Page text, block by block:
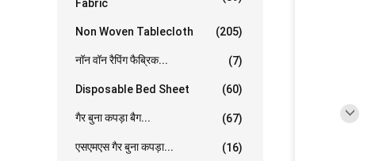
Fabric
Non Woven Tablecloth (205)
नॉन वॉन रैपिंग फैब्रिक... (7)
Disposable Bed Sheet (60)
गैर बुना कपड़ा बैग... (67)
एसएमएस गैर बुना कपड़ा... (16)